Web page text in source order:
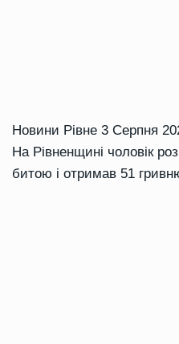
Новини Рівне 3 Серпня
На Рівненщині чоловік
битою і отримав 51